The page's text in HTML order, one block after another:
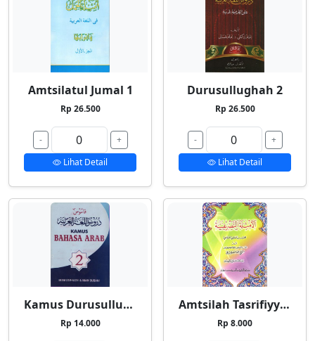
Amtsilatul Jumal 1
Rp 26.500
-
+
Lihat Detail
Durusullughah 2
Rp 26.500
-
+
Lihat Detail
Kamus Durusullughah 2
Rp 14.000
Amtsilah Tasrifiyyah Kecil
Rp 8.000